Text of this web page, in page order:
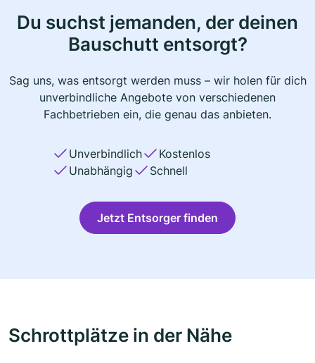
Du suchst jemanden, der deinen
Bauschutt entsorgt?
Sag uns, was entsorgt werden muss – wir holen für dich
unverbindliche Angebote von verschiedenen
Fachbetrieben ein, die genau das anbieten.
Unverbindlich
Kostenlos
Unabhängig
Schnell
Jetzt Entsorger finden
Schrottplätze in der Nähe